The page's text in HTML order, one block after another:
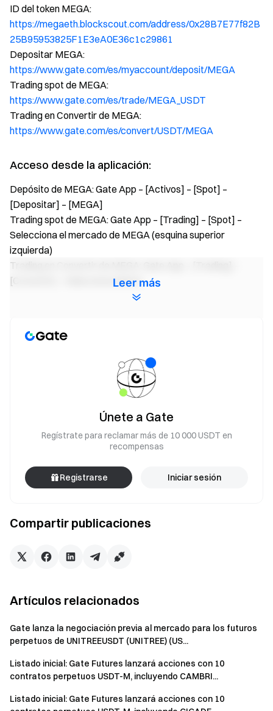
ID del token MEGA:
https://megaeth.blockscout.com/address/0x28B7E77f82B
25B95953825F1E3eA0E36c1c29861
Depositar MEGA:
https://www.gate.com/es/myaccount/deposit/MEGA
Trading spot de MEGA:
https://www.gate.com/es/trade/MEGA_USDT
Trading en Convertir de MEGA:
https://www.gate.com/es/convert/USDT/MEGA
Acceso desde la aplicación:
Depósito de MEGA: Gate App – [Activos] – [Spot] –
[Depositar] – [MEGA]
Trading spot de MEGA: Gate App – [Trading] – [Spot] –
Selecciona el mercado de MEGA (esquina superior
izquierda)
Trading en Convertir de MEGA: Gate App – [Trading] –
[Convertir] – Selecciona MEGA
El equipo de Gate
30 de abril de 2026
Tu puerta al mundo cripto
rápida y sencilla en Gate
Pasa a la acción
y reclama hasta 10 000 $ en recompensas de
bienvenida
Invita a tus amigosy gana una comisión del 40 %
Descárgate la aplicación de Gate | Escritorio
Únete a nuestra comunidad de Telegram
últimas novedades
Consulta nuestra "Prueba de reservas del 100 %
Leer más
Compartir publicaciones
Únete a Gate
Regístrate para reclamar más de 10 000 USDT en
recompensas
Registrarse Iniciar sesión
Artículos relacionados
Gate lanza la negociación previa al mercado para los futuros
perpetuos de UNITREEUSDT (UNITREE) (US...
Listado inicial: Gate Futures lanzará acciones con 10
contratos perpetuos USDT-M, incluyendo CAMBRI...
Listado inicial: Gate Futures lanzará acciones con 10